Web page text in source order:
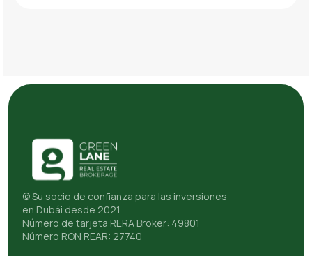
© Su socio de confianza para las inversiones
en Dubái desde 2021
Número de tarjeta RERA Broker: 49801
Número RON REAR: 27740